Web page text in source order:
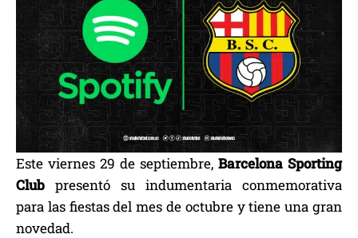
Este viernes 29 de septiembre, Barcelona Sporting
Club presentó su indumentaria conmemorativa
para las fiestas del mes de octubre y tiene una gran
novedad.